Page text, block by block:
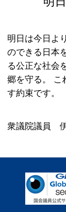
明日は今日よ
のできる日本
る公正な社会
郷を守る。
こ
す約束です。
衆議院議員